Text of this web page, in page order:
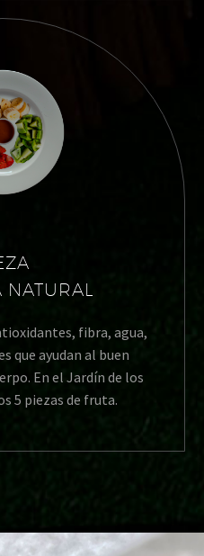
NATURAL
fibra, agua,
que ayudan al buen
En el Jardín de los
5 piezas de fruta.